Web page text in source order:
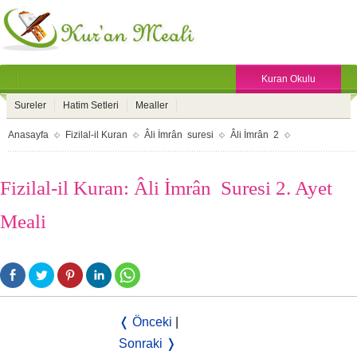
Kuran Okulu
Sureler Hatim Setleri Mealler
Anasayfa Fizilal-il Kuran Âli İmrân suresi Âli İmrân 2
Fizilal-il Kuran: Âli İmrân Suresi 2. Ayet
Meali
❬ Önceki
Sonraki ❭